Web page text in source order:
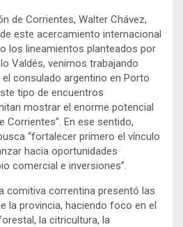
de Corrientes, Walter Chávez,
este acercamiento internacional
los lineamientos planteados por
Valdés, venimos trabajando
consulado argentino en Porto
tipo de encuentros
mostrar el enorme potencial
Corrientes”. En ese sentido,
“fortalecer primero el vínculo
hacia oportunidades
comercial e inversiones”.
comitiva correntina presentó las
la provincia, haciendo foco en el
la citricultura, la